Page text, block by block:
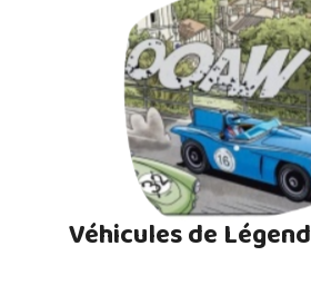
Véhicules de